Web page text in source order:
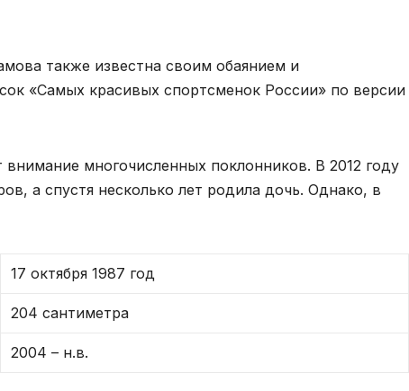
также известна своим обаянием и
«Самых красивых спортсменок России» по версии
многочисленных поклонников. В 2012 году
а спустя несколько лет родила дочь. Однако, в
17 октября 1987 год
204 сантиметра
2004 – н.в.